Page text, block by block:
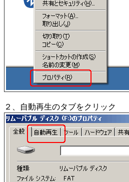
２、自動再生のタブをクリック